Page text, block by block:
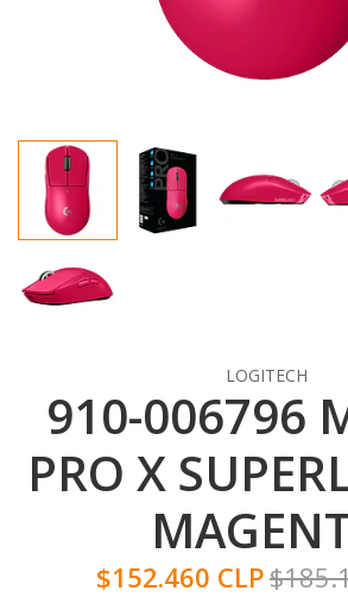
LOGITECH
910-006796
PRO X
$152.460 CLP